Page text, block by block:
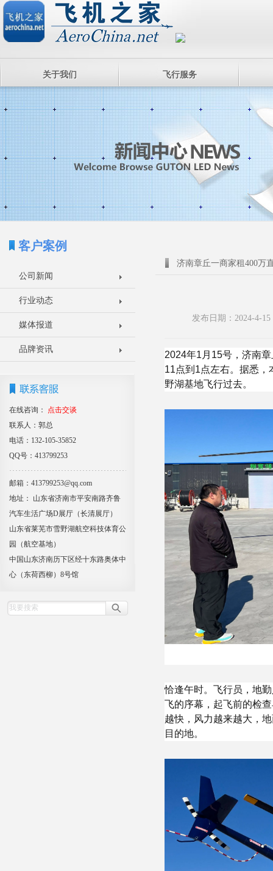
关于我们 飞行服务
客户案例
公司新闻
行业动态
媒体报道
品牌资讯
在线咨询：
点击交谈
联系人：郭总
电话：132-105-35852
QQ号：413799253
邮箱：413799253@qq.com
地址： 山东省济南市平安南路齐鲁
汽车生活广场D展厅（长清展厅）
山东省莱芜市雪野湖航空科技体育公
园（航空基地）
中国山东济南历下区经十东路奥体中
心（东荷西柳）8号馆
济南章丘一商家租400万
发布日期：2024-4-
2024年1月15号，济南
11点到1点左右。据悉
野湖基地飞行过去。
恰逢午时。飞行员，地
飞的序幕，起飞前的检
越快，风力越来越大，
目的地。